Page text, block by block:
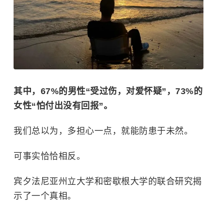
其中，67%的男性“受过伤，对爱怀疑”，73%的
女性“怕付出没有回报”。
我们总以为，多担心一点，就能防患于未然。
可事实恰恰相反。
宾夕法尼亚州立大学和密歇根大学的联合研究揭
示了一个真相。